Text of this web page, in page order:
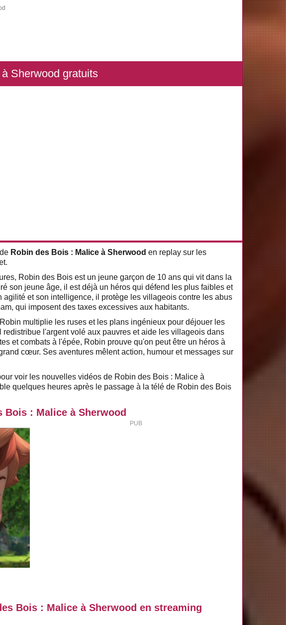
Sherwood gratuits
de Robin des Bois : Malice à Sherwood en replay sur les
Robin des Bois est un jeune garçon de 10 ans qui vit dans la
son jeune âge, il est déjà un héros qui défend les plus faibles et
agilité et son intelligence, il protège les villageois contre les abus
qui imposent des taxes excessives aux habitants.
multiplie les ruses et les plans ingénieux pour déjouer les
l'argent volé aux pauvres et aide les villageois dans
et combats à l'épée, Robin prouve qu'on peut être un héros à
cœur. Ses aventures mêlent action, humour et messages sur
voir les nouvelles vidéos de Robin des Bois : Malice à
quelques heures après le passage à la télé de Robin des Bois
Bois : Malice à Sherwood
Bois : Malice à Sherwood en streaming